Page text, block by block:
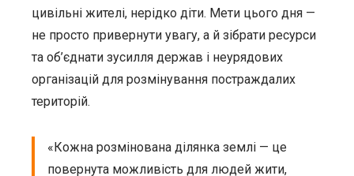
цивільні жителі, нерідко діти. Мети цього дня —
не просто привернути увагу, а й зібрати ресурси
та об’єднати зусилля держав і неурядових
організацій для розмінування постраждалих
територій.
«Кожна розмінована ділянка землі — це
повернута можливість для людей жити,